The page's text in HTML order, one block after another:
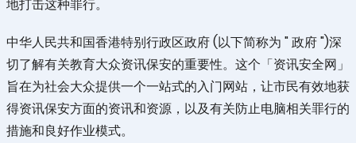
地打击这种罪行。
中华人民共和国香港特别行政区政府 (以下简称为 " 政府 ")深
切了解有关教育大众资讯保安的重要性。这个「资讯安全网」
旨在为社会大众提供一个一站式的入门网站，让市民有效地获
得资讯保安方面的资讯和资源，以及有关防止电脑相关罪行的
措施和良好作业模式。